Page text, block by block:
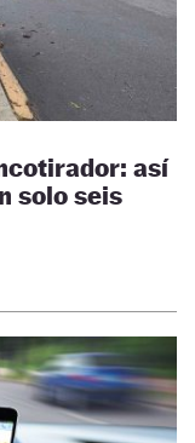
así
solo seis